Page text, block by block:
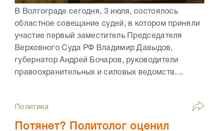
В Волгограде сегодня, 3 июля, состоялось
областное совещание судей, в котором приняли
участие первый заместитель Председателя
Верховного Суда РФ Владимир Давыдов,
губернатор Андрей Бочаров, руководители
правоохранительных и силовых ведомств....
Политика
Потянет? Политолог оценил